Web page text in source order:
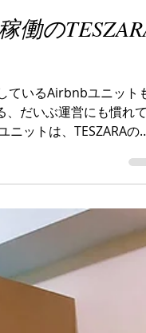
読了時間: 1分
のTESZARA
ているAirbnbユニット
、だいぶ運営にも慣れて
ニットは、TESZARAのチ
プン以来ほとんどフル
ス人男性からコメントが
...